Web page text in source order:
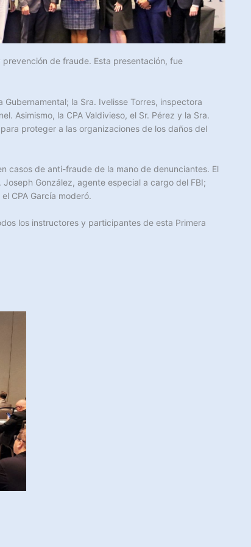
de fraude. Esta presentación, fue
la Sra. Ivelisse Torres, inspectora
Asimismo, la CPA Valdivieso, el Sr. Pérez y la Sra.
proteger a las organizaciones de los daños del
casos de anti-fraude de la mano de denunciantes. El
González, agente especial a cargo del FBI;
CPA García moderó.
los instructores y participantes de esta Primera